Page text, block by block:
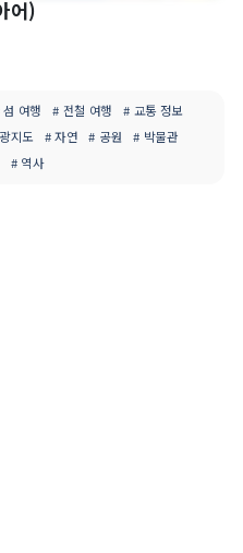
어)
섬 여행 # 전철 여행
# 교통 정보
지도 # 자연 # 공원
# 박물관
# 역사